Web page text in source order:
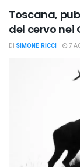
Toscana,
del cervo nei
DI SIMONE RICCI 7